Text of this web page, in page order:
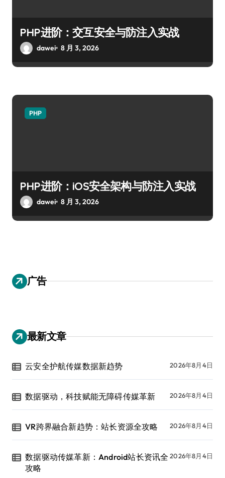
PHP进阶：交互安全与防注入实战
dawei 8 月 3, 2026
PHP
PHP进阶：iOS安全架构与防注入实战
dawei 8 月 3, 2026
广告
最新文章
云安全护航传媒数据新趋势 2026年8月4日
数据驱动，科技赋能无障碍传媒革新 2026年8月4日
VR跨界融合新趋势：站长资源全攻略 2026年8月4日
数据驱动传媒革新：Android站长资讯全
攻略
2026年8月4日